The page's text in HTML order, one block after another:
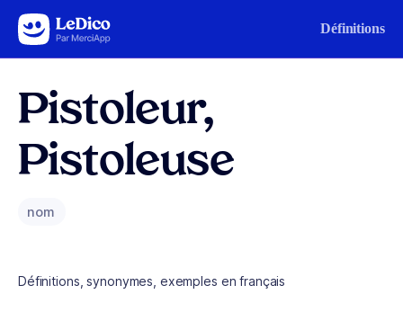
Aller au contenu Définitions
Pistoleur,
Pistoleuse
nom
Définitions, synonymes, exemples en français